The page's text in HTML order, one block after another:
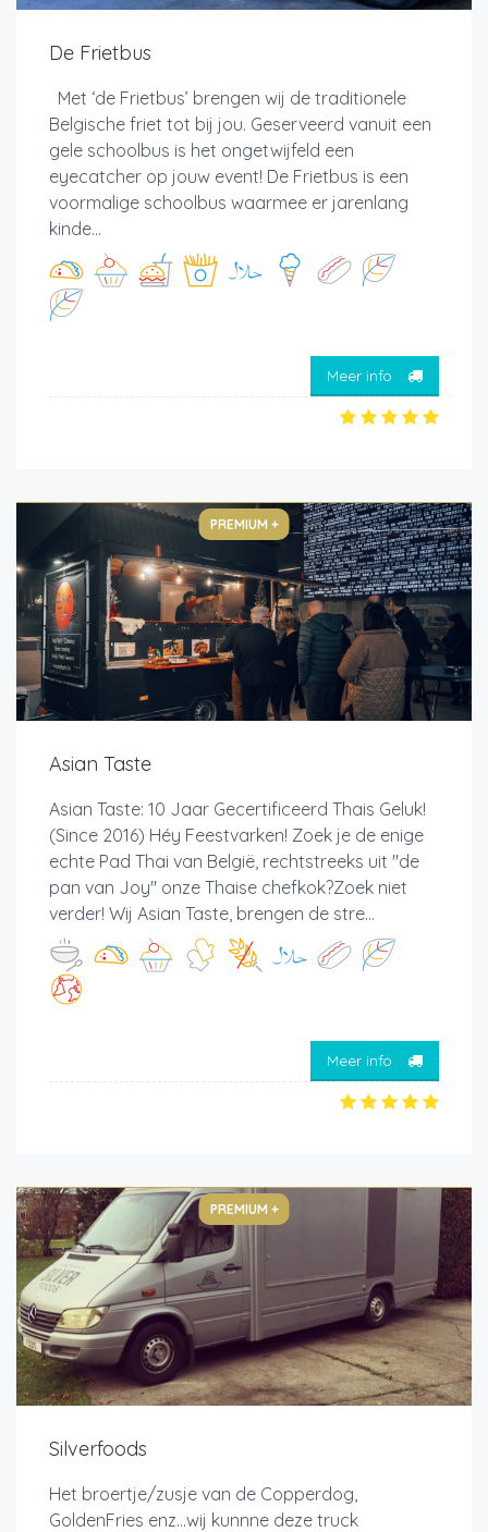
De Frietbus
Met ‘de Frietbus’ brengen wij de traditionele
Belgische friet tot bij jou. Geserveerd vanuit een
gele schoolbus is het ongetwijfeld een
eyecatcher op jouw event! De Frietbus is een
voormalige schoolbus waarmee er jarenlang
kinde...
Meer info
PREMIUM +
Asian Taste
Asian Taste: 10 Jaar Gecertificeerd Thais Geluk!
(Since 2016) Héy Feestvarken! Zoek je de enige
echte Pad Thai van België, rechtstreeks uit "de
pan van Joy" onze Thaise chefkok?Zoek niet
verder! Wij Asian Taste, brengen de stre...
Meer info
PREMIUM +
Silverfoods
Het broertje/zusje van de Copperdog,
GoldenFries enz...wij kunnne deze truck